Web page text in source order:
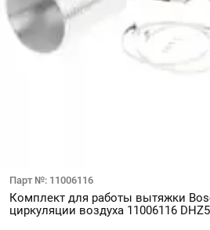
Парт №: 11006116
Комплект для работы вытяжки
циркуляции воздуха 11006116